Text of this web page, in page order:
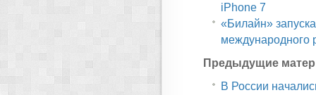
iPhone 7
«Билайн»
международного
Предыдущие
В России